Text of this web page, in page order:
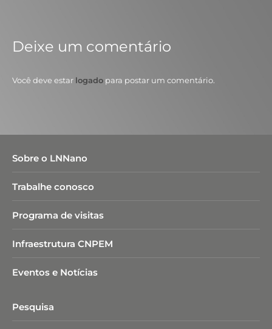
Deixe um comentário
Você deve estar logado para postar um comentário.
Sobre o LNNano
Trabalhe conosco
Programa de visitas
Infraestrutura CNPEM
Eventos e Notícias
Pesquisa